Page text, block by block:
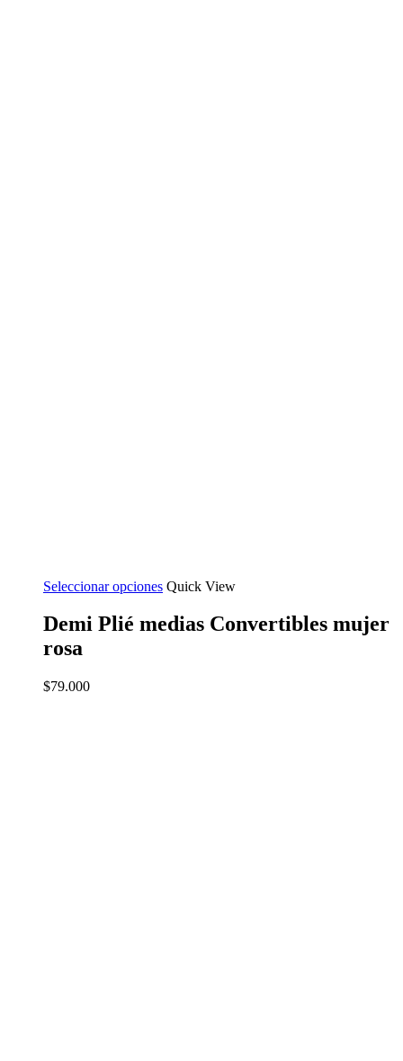
Seleccionar opciones Quick View
Demi Plié medias Convertibles mujer
rosa
$79.000